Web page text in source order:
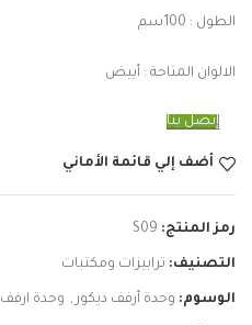
الطول : 100سم
الالوان المتاحة : أبيض
إتصل بنا
أضف إلي قائمة الأماني
رمز المنتج: S09
التصنيف: ترابيزات ومكتبات
الوسوم: وحدة أرفف ديكور , وحدة ارفف